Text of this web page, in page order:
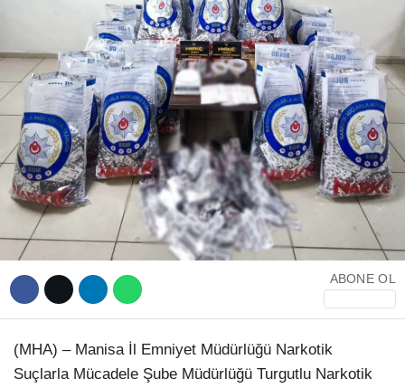
Instagram
Youtube
Telegram
ABONE OL
(MHA) – Manisa İl Emniyet Müdürlüğü Narkotik
Suçlarla Mücadele Şube Müdürlüğü Turgutlu Narkotik